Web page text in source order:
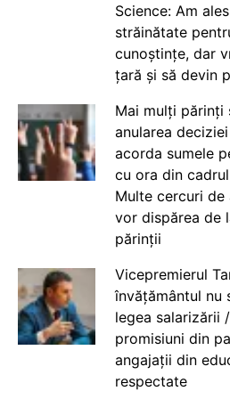
Science: Am
străinătate
cunoștințe, dar
țară și să devin
Mai mulți
anularea
acorda sumele
cu ora din
Multe cercuri
vor dispărea de
părinții
Vicepremierul
învățământul nu
legea salarizării
promisiuni din
angajații din
respectate